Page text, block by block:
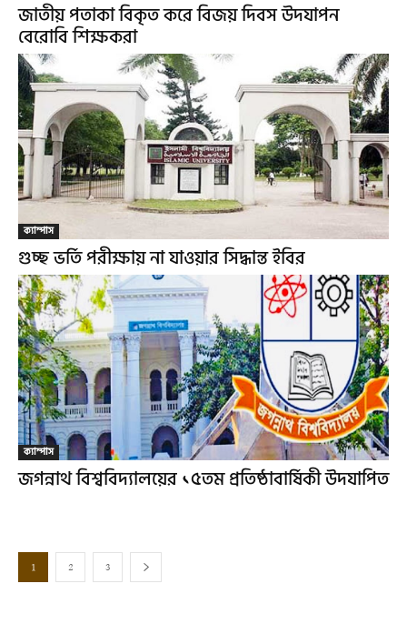
জাতীয় পতাকা বিকৃত করে বিজয় দিবস উদযাপন
বেরোবি শিক্ষকরা
ক্যাম্পাস
গুচ্ছ ভর্তি পরীক্ষায় না যাওয়ার সিদ্ধান্ত ইবির
ক্যাম্পাস
জগন্নাথ বিশ্ববিদ্যালয়ের ১৫তম প্রতিষ্ঠাবার্ষিকী উদযাপিত
1 2 3